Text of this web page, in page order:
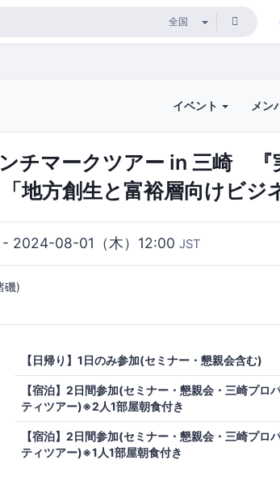
イベント メン
ンチマークツアー in 三崎 『
地方創生と富裕層向けビジ
2024-08-01（木）12:00 JST
磯)
【日帰り】1日のみ参加(セミナー・懇親会含む)
【宿泊】2日間参加(セミナー・懇親会・三崎プロ
ティツアー)※2人1部屋朝食付き
【宿泊】2日間参加(セミナー・懇親会・三崎プロ
ティツアー)※1人1部屋朝食付き